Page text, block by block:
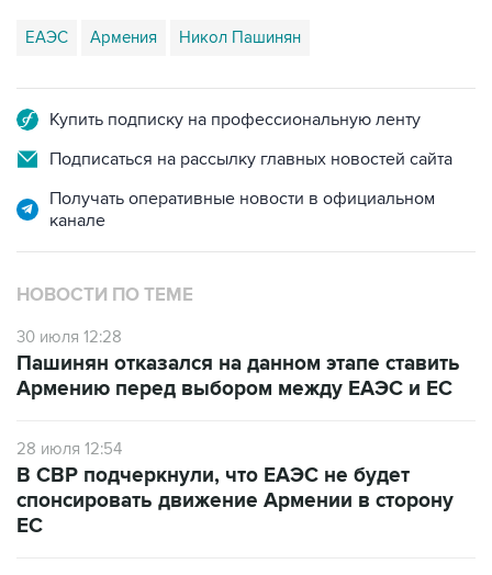
ЕАЭС Армения Никол Пашинян
Купить подписку на профессиональную ленту
Подписаться на рассылку главных новостей сайта
Получать оперативные новости в официальном
канале
НОВОСТИ ПО ТЕМЕ
30 июля 12:28
Пашинян отказался на данном этапе ставить
Армению перед выбором между ЕАЭС и ЕС
28 июля 12:54
В СВР подчеркнули, что ЕАЭС не будет
спонсировать движение Армении в сторону
ЕС